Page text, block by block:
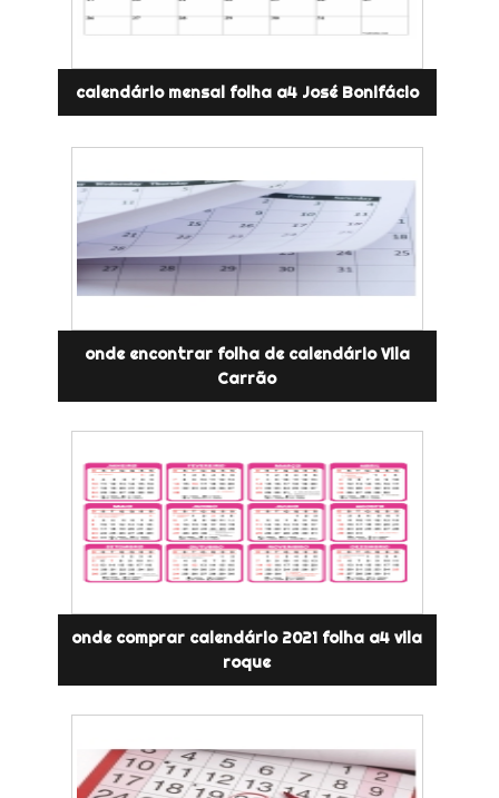
calendário mensal folha a4 José Bonifácio
onde encontrar folha de calendário Vila
Carrão
onde comprar calendário 2021 folha a4 vila
roque